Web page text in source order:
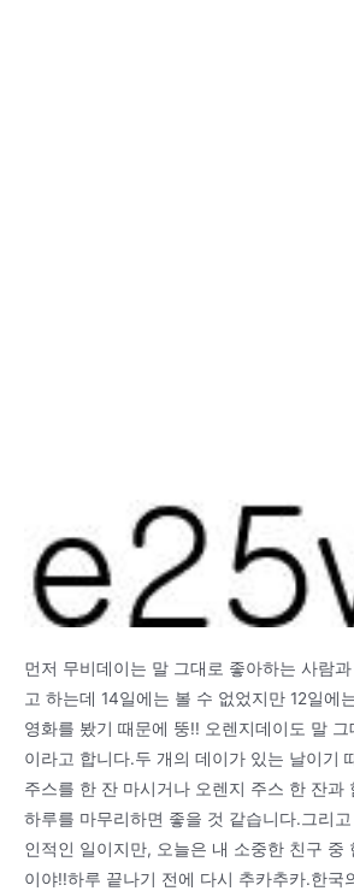
먼저 무비데이는 말 그대로 좋아하는 사람
고 하는데 14일에는 볼 수 없었지만 12일에
영화를 봤기 때문에 뚱!! 오렌지데이도 말
이라고 합니다.두 개의 데이가 있는 날이기
주스를 한 잔 마시거나 오렌지 주스 한 잔과
하루를 마무리하면 좋을 것 같습니다.그리
인적인 일이지만, 오늘은 내 소중한 친구 중
이야!!하루 끝나기 전에 다시 추카추카.한국